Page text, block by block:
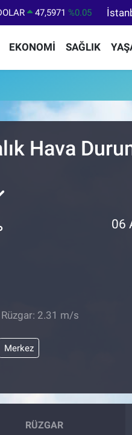
47,5971 %0.05
BİST100
13.703 %0
64.475,47 %0.66
EKONOMİ SAĞLIK
Hava
06
Rüzgar: 2.31 m/s
Merkez
RÜZGAR